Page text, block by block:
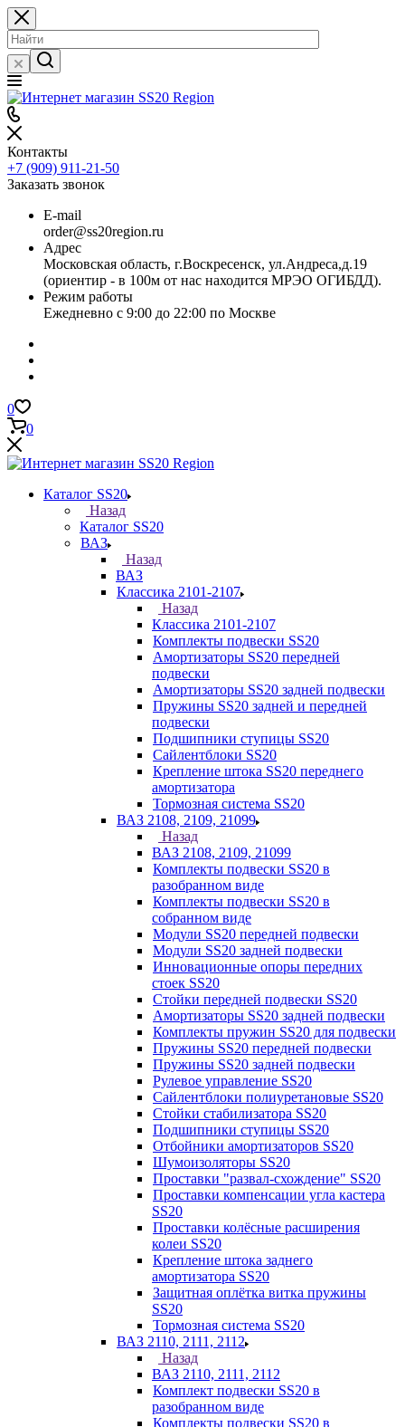
Контакты
+7 (909) 911-21-50
Заказать звонок
E-mail
order@ss20region.ru
Адрес
Московская область, г.Воскресенск, ул.Андреса,д.19
(ориентир - в 100м от нас находится МРЭО ОГИБДД).
Режим работы
Ежедневно с 9:00 до 22:00 по Москве
0
0
Каталог SS20
Назад
Каталог SS20
ВАЗ
Назад
ВАЗ
Классика 2101-2107
Назад
Классика 2101-2107
Комплекты подвески SS20
Амортизаторы SS20 передней
подвески
Амортизаторы SS20 задней подвески
Пружины SS20 задней и передней
подвески
Подшипники ступицы SS20
Сайлентблоки SS20
Крепление штока SS20 переднего
амортизатора
Тормозная система SS20
ВАЗ 2108, 2109, 21099
Назад
ВАЗ 2108, 2109, 21099
Комплекты подвески SS20 в
разобранном виде
Комплекты подвески SS20 в
собранном виде
Модули SS20 передней подвески
Модули SS20 задней подвески
Инновационные опоры передних
стоек SS20
Стойки передней подвески SS20
Амортизаторы SS20 задней подвески
Комплекты пружин SS20 для подвески
Пружины SS20 передней подвески
Пружины SS20 задней подвески
Рулевое управление SS20
Сайлентблоки полиуретановые SS20
Стойки стабилизатора SS20
Подшипники ступицы SS20
Отбойники амортизаторов SS20
Шумоизоляторы SS20
Проставки "развал-схождение" SS20
Проставки компенсации угла кастера
SS20
Проставки колёсные расширения
колеи SS20
Крепление штока заднего
амортизатора SS20
Защитная оплётка витка пружины
SS20
Тормозная система SS20
ВАЗ 2110, 2111, 2112
Назад
ВАЗ 2110, 2111, 2112
Комплект подвески SS20 в
разобранном виде
Комплекты подвески SS20 в